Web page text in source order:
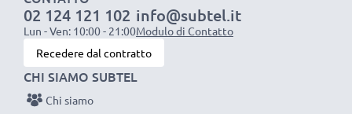
1x batteria da 2000 mAh: circa 4 ore
1x batteria da 3000 mAh: circa 6 ore
NOTA BENE:per una prestaziona ottimale e il
raggiungimento di efficienza desiderata ricarica
02 124 121 102
Lun - Ven: 10:00 - 21:00
info@subtel.it
Modulo di Contatto
Recedere dal contratto
CHI SIAMO SUBTEL
Chi siamo